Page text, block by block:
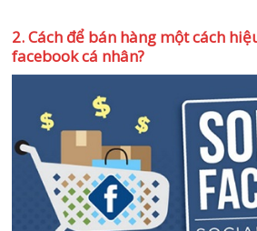
2.Cách để bán hàng một cách
facebook cá nhân?